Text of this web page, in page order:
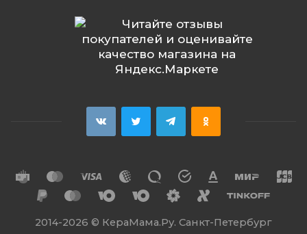
2014-2026 © КераМама.Ру. Санкт-Петербург